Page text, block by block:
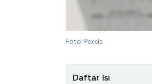
Foto: Pexels
Daftar Isi